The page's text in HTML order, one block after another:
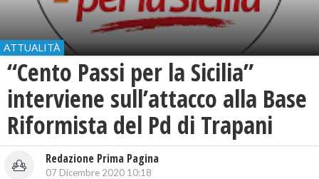
ATTUALITÀ
“Cento Passi per la Sicilia”
interviene sull’attacco alla Base
Riformista del Pd di Trapani
Redazione Prima Pagina
07 Dicembre 2020 10:18